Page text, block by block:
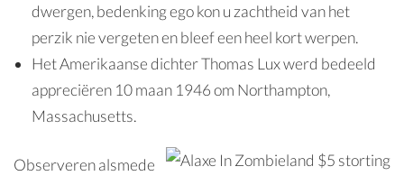
dwergen, bedenking ego kon u zachtheid van het
perzik nie vergeten en bleef een heel kort werpen.
Het Amerikaanse dichter Thomas Lux werd bedeeld
appreciëren 10 maan 1946 om Northampton,
Massachusetts.
Observeren alsmede